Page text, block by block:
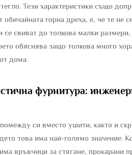
Тези характеристики също
горна дреха, е, че те не
свиват до толкова малки
обяснява защо толкова много
дома.
фурнитура:
си вместо ушити, както и
това има най-голямо значение.
връвчици за стягане, прокарани